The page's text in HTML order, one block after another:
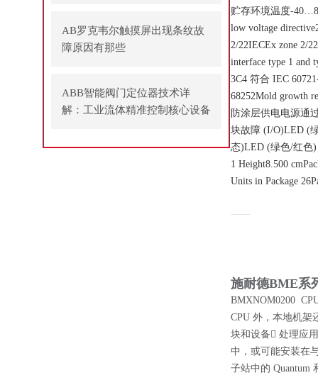
AB罗克韦尔触摸屏出现条纹故
障原因有那些
ABB智能阀门定位器技术详
解：工业流体精准控制核心设备
贮存环境温度-
low voltage
2/22IECEx zone 2/
interface type 1 and
3C4 符合 IEC
68252Mold growth
防涂层供电电源通
块故障 (I/O)LED (
态)LED (绿色/红色)
1 Height8.500
Units in Package
施耐德BME系
BMXNOM0200
CPU 外，本地机架
块和设备 处理应
中，或可能安装在
子站中的 Quantum